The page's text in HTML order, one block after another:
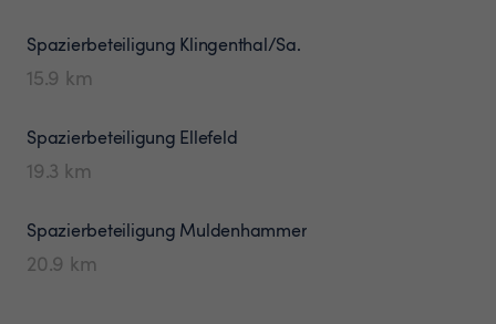
Spazierbeteiligung Klingenthal/Sa.
15.9 km
Spazierbeteiligung Ellefeld
19.3 km
Spazierbeteiligung Muldenhammer
20.9 km